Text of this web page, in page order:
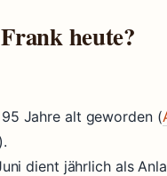
heute?
Jahre alt geworden (
).
dient jährlich als